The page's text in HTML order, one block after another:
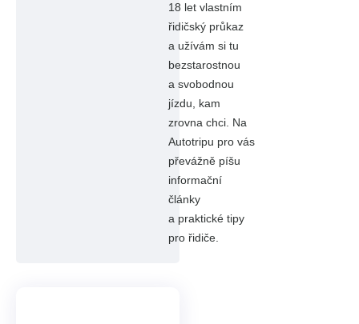
18 let vlastním
řidičský průkaz
a užívám si tu
bezstarostnou
a svobodnou
jízdu, kam
zrovna chci. Na
Autotripu pro vás
převážně píšu
informační
články
a praktické tipy
pro řidiče.